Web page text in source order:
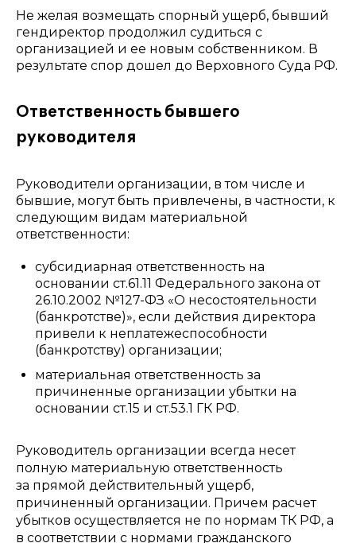
Не желая возмещать спорный ущерб, бывший
гендиректор продолжил судиться с
организацией и ее новым собственником. В
результате спор дошел до Верховного Суда РФ.
Ответственность бывшего
руководителя
Руководители организации, в том числе и
бывшие, могут быть привлечены, в частности, к
следующим видам материальной
ответственности:
субсидиарная ответственность на
основании ст.61.11 Федерального закона от
26.10.2002 №127-ФЗ «О несостоятельности
(банкротстве)», если действия директора
привели к неплатежеспособности
(банкротству) организации;
материальная ответственность за
причиненные организации убытки на
основании ст.15 и ст.53.1 ГК РФ.
Руководитель организации всегда несет
полную материальную ответственность
за прямой действительный ущерб,
причиненный организации. Причем расчет
убытков осуществляется не по нормам ТК РФ, а
в соответствии с нормами гражданского